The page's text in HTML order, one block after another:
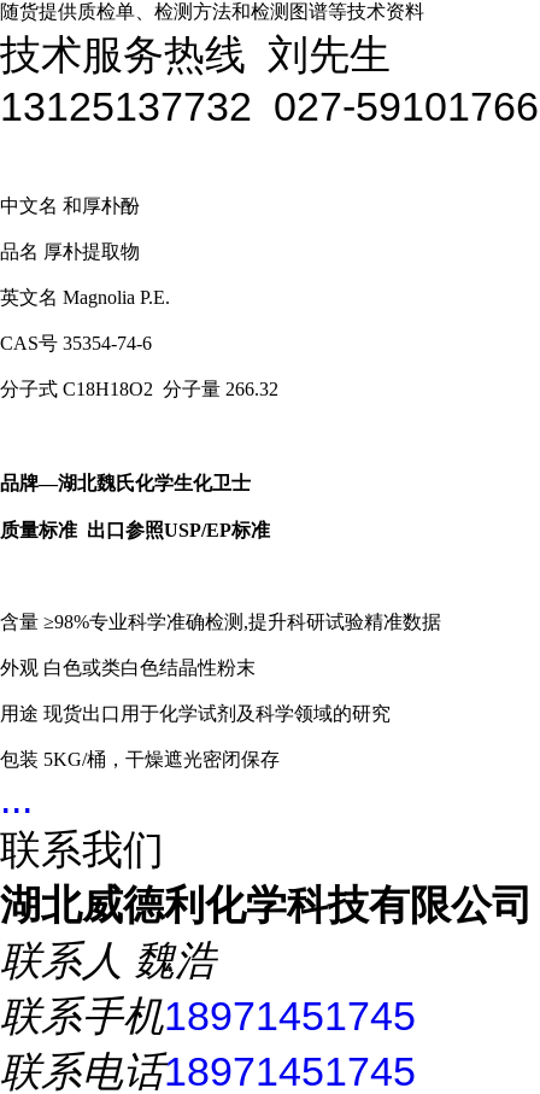
随货提供质检单、检测方法和检测图谱等技术资料
技术服务热线 刘先生
13125137732 027-59101766
中文名 和厚朴酚
品名 厚朴提取物
英文名 Magnolia P.E.
CAS号 35354-74-6
分子式 C18H18O2 分子量 266.32
品牌—湖北魏氏化学生化卫士
质量标准 出口参照USP/EP标准
含量 ≥98%专业科学准确检测,提升科研试验精准数据
外观 白色或类白色结晶性粉末
用途 现货出口用于化学试剂及科学领域的研究
包装 5KG/桶 ，干燥遮光密闭保存
...
联系我们
湖北威德利化学科技有限公司
联系人 魏浩
联系手机18971451745
联系电话18971451745